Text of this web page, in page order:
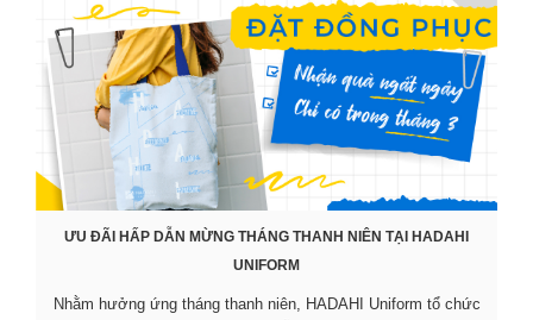
ƯU ĐÃI HẤP DẪN MỪNG THÁNG THANH NIÊN TẠI HADAHI
UNIFORM
Nhằm hưởng ứng tháng thanh niên, HADAHI Uniform tổ chức